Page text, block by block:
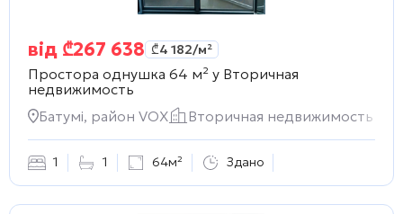
від ₾267 638 ₾4 182/м²
Простора однушка 64 м² у Вторичная
недвижимость
Батумі, район VOX
Вторичная недвижимость
1 1 64м² Здано